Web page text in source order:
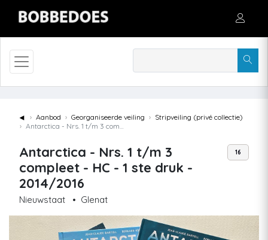
◄ Aanbod Georganiseerde veiling
Stripveiling (privé collectie)
Antarctica - Nrs. 1 t/m 3 compleet - HC - 1 ste druk - 2014/2016
Antarctica - Nrs. 1 t/m 3
compleet - HC - 1 ste druk -
2014/2016
Nieuwstaat • Glenat
16